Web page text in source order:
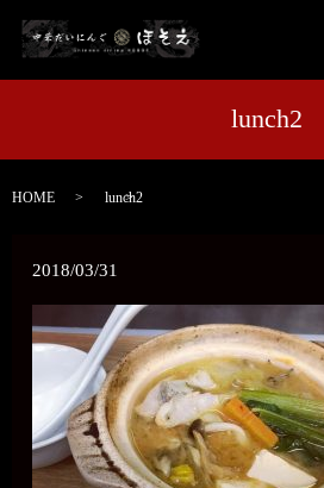
lunch2
HOME lunch2
2018/03/31